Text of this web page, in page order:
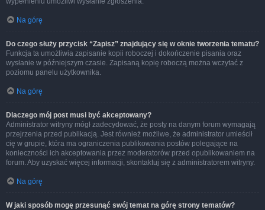
Na górę
Do czego służy przycisk “Zapisz” znajdujący się w oknie tworzenia tematu?
Funkcja ta umożliwia zapisanie kopii roboczej i dokończenie pisania oraz
wysłanie w późniejszym czasie. Zapisaną kopię roboczą można wczytać z
poziomu panelu użytkownika.
Na górę
Dlaczego mój post musi być akceptowany?
Administrator witryny mógł zadecydować, że posty na danym forum wymagają
przejrzenia przed publikacją. Jest również możliwe, że administrator umieścił
cię w grupie, która ma ograniczenia publikowania postów polegające na
konieczności ich akceptowania przez moderatorów przed opublikowaniem na
forum. Aby uzyskać więcej informacji, skontaktuj się z administratorem witryny.
Na górę
W jaki sposób mogę przesunąć swój temat na górę strony tematów?